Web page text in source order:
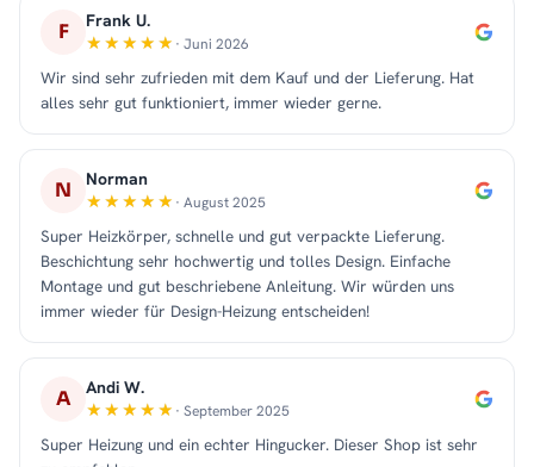
F Frank U.
· Juni 2026
Wir sind sehr zufrieden mit dem Kauf und der Lieferung. Hat
alles sehr gut funktioniert, immer wieder gerne.
N Norman
· August 2025
Super Heizkörper, schnelle und gut verpackte Lieferung.
Beschichtung sehr hochwertig und tolles Design. Einfache
Montage und gut beschriebene Anleitung. Wir würden uns
immer wieder für Design-Heizung entscheiden!
A Andi W.
· September 2025
Super Heizung und ein echter Hingucker. Dieser Shop ist sehr